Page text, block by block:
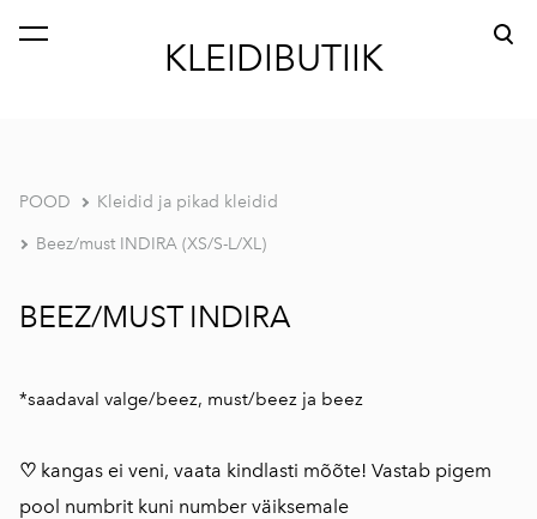
KLEIDIBUTIIK
lisati ostukorvi. Vaata ostukorvi
POOD Kleidid ja pikad kleidid
Beez/must INDIRA (XS/S-L/XL)
BEEZ/MUST INDIRA
*saadaval valge/beez, must/beez ja beez
♡ kangas ei veni, vaata kindlasti mõõte! Vastab pigem
pool numbrit kuni number väiksemale